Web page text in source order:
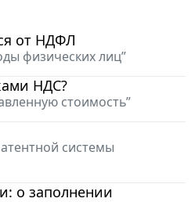
от НДФЛ
физических лиц”
НДС?
стоимость”
системы
о заполнении